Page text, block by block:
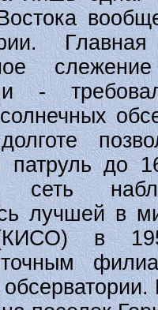
-
патруль до
сеть
лучшей в
в